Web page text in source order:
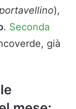
),
. Seconda
già